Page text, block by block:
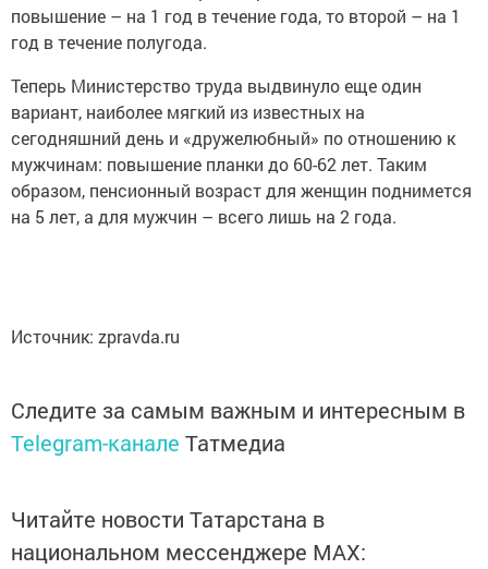
повышение – на 1 год в течение года, то второй – на 1
год в течение полугода.
Теперь Министерство труда выдвинуло еще один
вариант, наиболее мягкий из известных на
сегодняшний день и «дружелюбный» по отношению к
мужчинам: повышение планки до 60-62 лет. Таким
образом, пенсионный возраст для женщин поднимется
на 5 лет, а для мужчин – всего лишь на 2 года.
Источник: zpravda.ru
Следите за самым важным и интересным в
Telegram-канале Татмедиа
Читайте новости Татарстана в
национальном мессенджере MАХ: